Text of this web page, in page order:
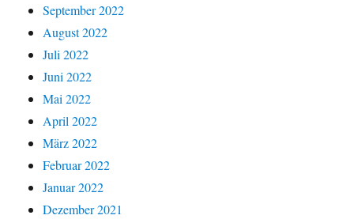
September 2022
August 2022
Juli 2022
Juni 2022
Mai 2022
April 2022
März 2022
Februar 2022
Januar 2022
Dezember 2021